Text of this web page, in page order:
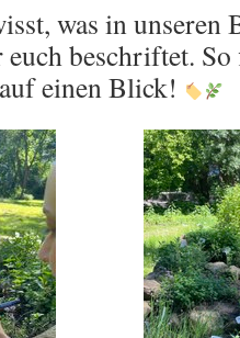
was in unseren
beschriftet.
einen Blick!